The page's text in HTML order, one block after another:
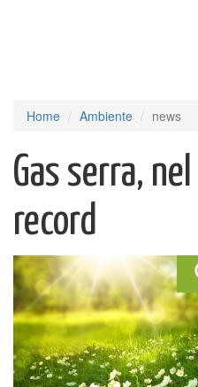
Home Ambiente news
Gas serra,
record